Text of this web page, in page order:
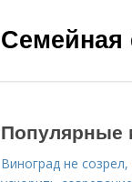
Популярные
Виноград не